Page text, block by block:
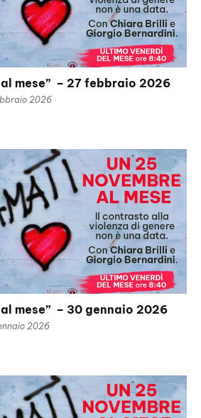
mese” – 27 febbraio 2026
2026
mese” – 30 gennaio 2026
2026